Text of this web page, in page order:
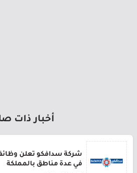
أخبار ذات
شركة سدافكو تعلن وظائف
في عدة مناطق بالمملكة